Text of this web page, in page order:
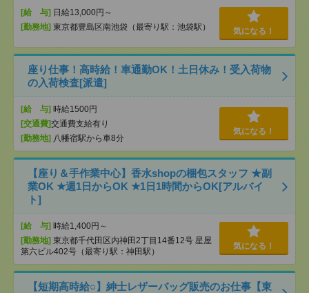
[給 与] 日給13,000円～
[勤務地] 東京都豊島区南池袋（最寄り駅：池袋駅） 気になる！
座り仕事！高時給！車通勤OK！土日休み！受入荷物
の入荷検査[派遣]
[給 与] 時給1500円
[交通費]交通費支給有り
[勤務地] 八幡宿駅から車8分
気になる！
【座り＆手作業中心】香水shopの梱包スタッフ ★副
業OK ★週1日からOK ★1日1時間からOK[アルバイ
ト]
[給 与] 時給1,400円～
[勤務地] 東京都千代田区内神田2丁目14番12号 星屋
第六ビル402号（最寄り駅：神田駅）
気になる！
【短期高時給○】紳士レザーバッグ販売のお仕事【東